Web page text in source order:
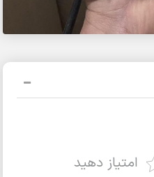
امتیاز دهید